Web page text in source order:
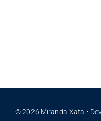
© 2026 Miranda Xafa •